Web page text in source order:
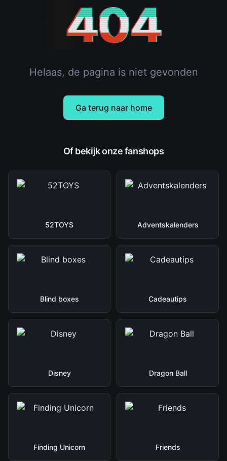
404
Helaas, de pagina is niet gevonden
Ga terug naar home
Of bekijk onze fanshops
52TOYS Adventskalenders
Blind boxes Cadeautips
Disney Dragon Ball
Finding Unicorn Friends